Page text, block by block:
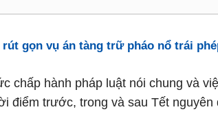
gọn vụ án tàng trữ pháo nổ trái
chấp hành pháp luật nói chung và
điểm trước, trong và sau Tết nguyên